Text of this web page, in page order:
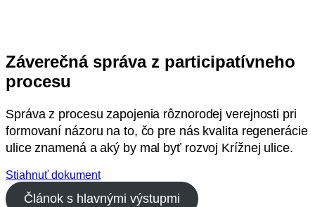
Záverečná správa z participatívneho
procesu
Správa z procesu zapojenia rôznorodej verejnosti pri
formovaní názoru na to, čo pre nás kvalita regenerácie
ulice znamená a aký by mal byť rozvoj Krížnej ulice.
Stiahnuť dokument
Článok s hlavnými výstupmi